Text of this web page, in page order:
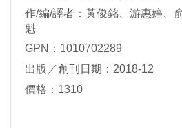
作/編/譯者：黃俊銘、游惠婷、
魁
GPN：1010702289
出版／創刊日期：2018-12
價格：1310